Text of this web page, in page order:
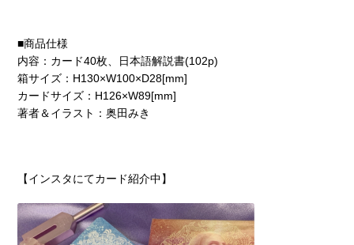
■商品仕様
内容：カード40枚、日本語解説書(102p)
箱サイズ：H130×W100×D28[mm]
カードサイズ：H126×W89[mm]
著者＆イラスト：奥田みき
【インスタにてカード紹介中】